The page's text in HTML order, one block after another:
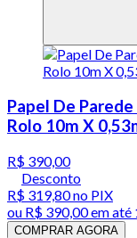
Papel De
Rolo 10m X
R$ 390,00
Desconto
R$ 319,80no PIX
ou R$ 390,00em até
COMPRAR AGORA